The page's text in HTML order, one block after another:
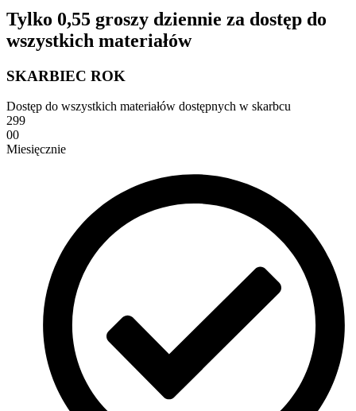
Tylko 0,55 groszy dziennie za dostęp do
wszystkich materiałów
SKARBIEC ROK
Dostęp do wszystkich materiałów dostępnych w skarbcu
299
00
Miesięcznie